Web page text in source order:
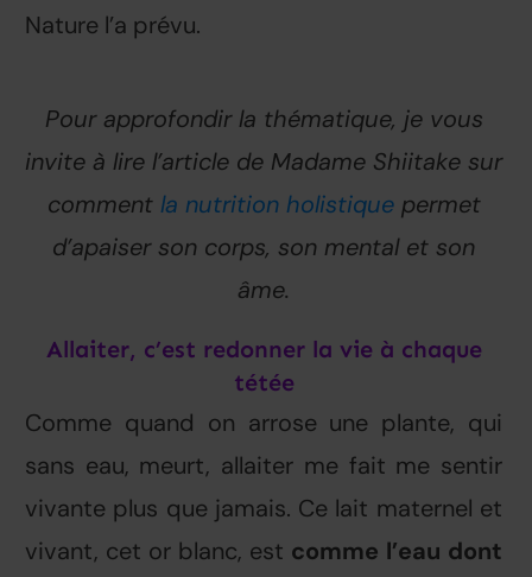
Nature l’a prévu.
Pour approfondir la thématique, je vous
invite à lire l’article de Madame Shiitake sur
comment la nutrition holistiquepermet
d’apaiser son corps, son mental et son
âme.
Allaiter, c’est redonner la vie à chaque
tétée
Comme quand on arrose une plante, qui
sans eau, meurt, allaiter me fait me sentir
vivante plus que jamais. Ce lait maternel et
vivant, cet or blanc, est comme l’eau dont